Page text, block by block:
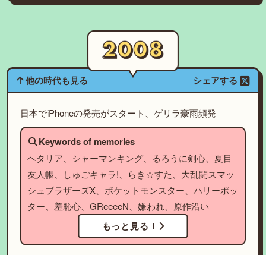
他の時代も見る シェアする
日本でiPhoneの発売がスタート、ゲリラ豪雨頻発
Keywords of memories
ヘタリア、シャーマンキング、るろうに剣心、夏目
友人帳、しゅごキャラ!、らき☆すた、大乱闘スマッ
シュブラザーズX、ポケットモンスター、ハリーポッ
ター、羞恥心、GReeeeN、嫌われ、原作沿い
もっと見る！